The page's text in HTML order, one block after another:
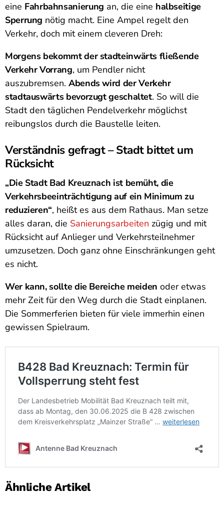
eine Fahrbahnsanierung an, die eine halbseitige
Sperrung nötig macht. Eine Ampel regelt den
Verkehr, doch mit einem cleveren Dreh:
Morgens bekommt der stadteinwärts fließende
Verkehr Vorrang, um Pendler nicht
auszubremsen. Abends wird der Verkehr
stadtauswärts bevorzugt geschaltet. So will die
Stadt den täglichen Pendelverkehr möglichst
reibungslos durch die Baustelle leiten.
Verständnis gefragt – Stadt bittet um
Rücksicht
„Die Stadt Bad Kreuznach ist bemüht, die
Verkehrsbeeinträchtigung auf ein Minimum zu
reduzieren“, heißt es aus dem Rathaus. Man setze
alles daran, die Sanierungsarbeiten zügig und mit
Rücksicht auf Anlieger und Verkehrsteilnehmer
umzusetzen. Doch ganz ohne Einschränkungen geht
es nicht.
Wer kann, sollte die Bereiche meiden oder etwas
mehr Zeit für den Weg durch die Stadt einplanen.
Die Sommerferien bieten für viele immerhin einen
gewissen Spielraum.
Ähnliche Artikel